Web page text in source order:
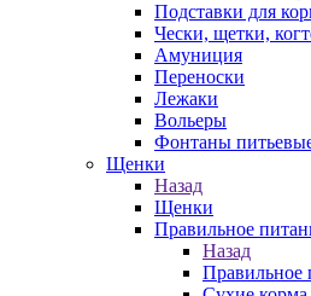
Подставки для
Чески, щетки,
Амуниция
Переноски
Лежаки
Вольеры
Фонтаны
Щенки
Назад
Щенки
Правильное
Назад
Правильное